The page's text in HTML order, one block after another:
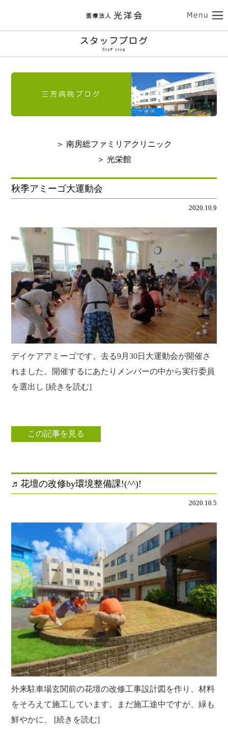
ココロの健康
三芳病院
トップ 外来受診のご案内
訪問看護のご案内
南房総ファミリアクリニック
診療のご案内
クリニックのご案内
アクセス
介護サービス
介護老人保健施設 光栄館
リハビリテーション
レクリエーション
スタッフブログ
訪問看護 【まごころ訪問看護ステーション】
介護保険相談・ケアプラン作成 【三芳ケアステーション】
三芳地域在宅介護相談 【三芳地域介護支援センター】
光洋会の取組
光洋会グループ
スタッフブログ
採用情報
クラブ活動 たんぽぽ保育所
光洋会の四季 三芳野会
お問い合せ
＞ 南房総ファミリアクリニック
＞ 光栄館
秋季アミーゴ大運動会
2020.10.9
デイケアアミーゴです。去る9月30日大運動会が開催さ
れました。開催するにあたりメンバーの中から実行委員
を選出し [続きを読む]
この記事を見る
♬花壇の改修by環境整備課!(^^)!
2020.10.5
外来駐車場玄関前の花壇の改修工事設計図を作り、材料
をそろえて施工しています。まだ施工途中ですが、緑も
鮮やかに、 [続きを読む]